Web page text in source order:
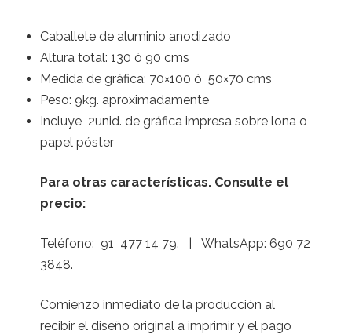
Caballete de aluminio anodizado
Altura total: 130 ó 90 cms
Medida de gráfica: 70×100 ó 50×70 cms
Peso: 9kg. aproximadamente
Incluye 2unid. de gráfica impresa sobre lona o
papel póster
Para otras características. Consulte el
precio:
Teléfono: 91 477 14 79. | WhatsApp: 690 72
3848.
Comienzo inmediato de la producción al
recibir el diseño original a imprimir y el pago